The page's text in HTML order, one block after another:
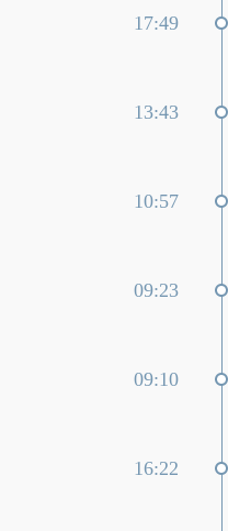
17:49
13:43
10:57
09:23
09:10
16:22